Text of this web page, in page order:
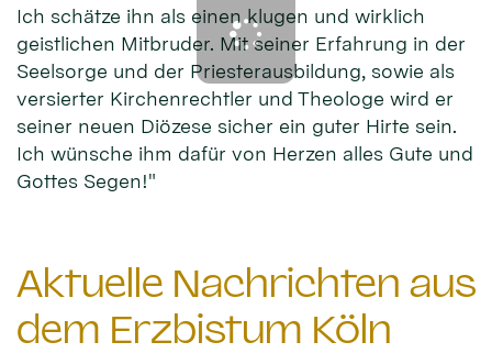
Ich schätze ihn als einen klugen und wirklich
geistlichen Mitbruder. Mit seiner Erfahrung in der
Seelsorge und der Priesterausbildung, sowie als
versierter Kirchenrechtler und Theologe wird er
seiner neuen Diözese sicher ein guter Hirte sein.
Ich wünsche ihm dafür von Herzen alles Gute und
Gottes Segen!"
Aktuelle Nachrichten aus
dem Erzbistum Köln